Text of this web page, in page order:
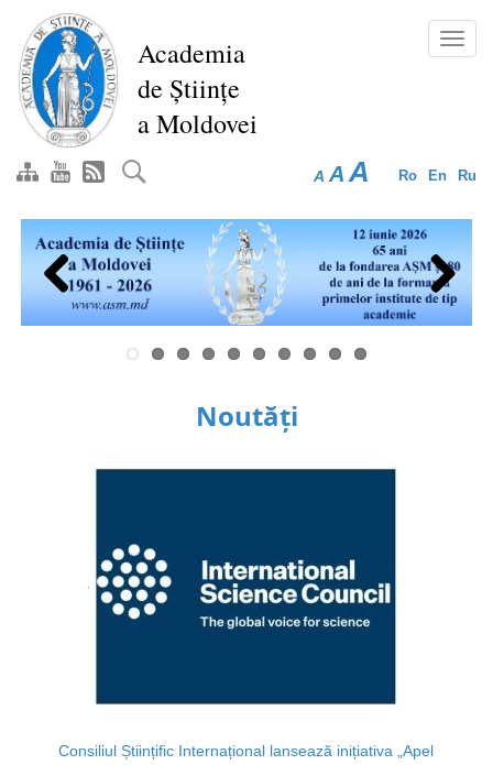
conţinutul
principal
Academia
de Științe
a Moldovei
Ro En Ru
A A A
Previous Next
Noutăți
Consiliul Științific Internațional lansează inițiativa „Apel